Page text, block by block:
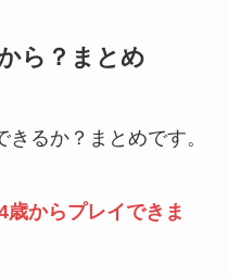
ら？まとめ
るか？まとめです。
からプレイできま